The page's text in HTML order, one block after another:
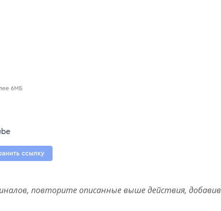
повторите описанные выше действия, добавив